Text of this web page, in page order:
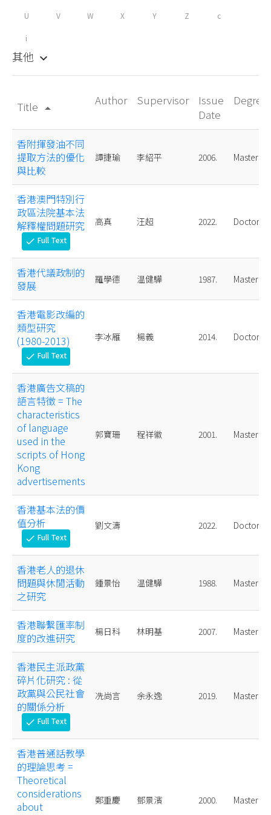
U V W X Y Z c
i
其他 keyboard_arrow_down
Title arrow_drop_up
Author Supervisor
Issue
Date
Degree
香附揮發油不同
提取方法的優化
與比較
譚捷瑜 李紹平 2006. Master
香港澳門特別行
政區法院基本法
解釋權問題研究
check Full Text
高真 汪超 2022. Doctoral
香港代議政制的
發展
羅學德 温健驊 1987. Master
香港電影改編的
類型研究
(1980-2013)
check Full Text
李冰雁 楊義 2014. Doctoral
香港廣告文稿的
語言特徵 = The
characteristics
of language
used in the
scripts of Hong
Kong
advertisements
郭寶珊 程祥徽 2001. Master
香港基本法的價
值分析
check Full Text
劉文濤 2022. Doctoral
香港老人的退休
問題與休閒活動
之研究
鍾景怡 温健驊 1988. Master
香港聯繫匯率制
度的改進研究
楊日科 林明基 2007. Master
香港民主派政黨
碎片化研究 : 從
政黨與公民社會
的關係分析
check Full Text
冼尚言 余永逸 2019. Master
香港普通話教學
的理論思考 =
Theoretical
considerations
about
鄭重慶 鄧景濱 2000. Master